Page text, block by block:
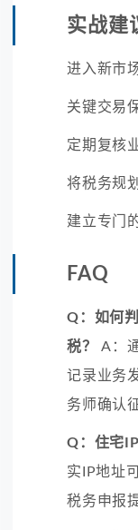
实战建
进入新市
关键交易
定期复核
将税务规
建立专门
FAQ
Q：如何
税？
A：
记录业务
务师确认
Q：住宅
实IP地址
税务申报